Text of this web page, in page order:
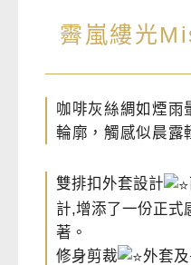
霽嵐縷光
咖啡灰絲綢如煙雨
輪廓，觸感似晨露
雙排扣外套設計
計,增添了一份正式
著。
修身剪裁
外套